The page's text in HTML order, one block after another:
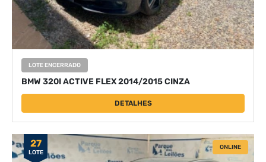
LOTE ENCERRADO
BMW 320I ACTIVE FLEX 2014/2015 CINZA
DETALHES
27
LOTE
ONLINE